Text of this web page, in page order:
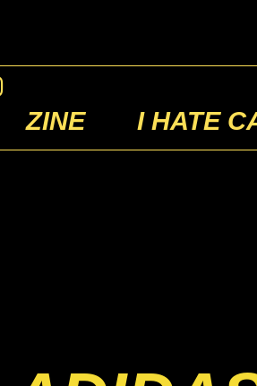
ZINE I HATE